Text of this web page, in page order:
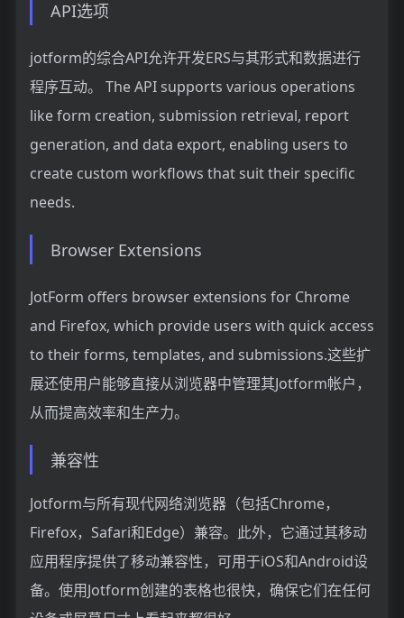
API选项
jotform的综合API允许开发ERS与其形式和数据进行
程序互动。 The API supports various operations
like form creation, submission retrieval, report
generation, and data export, enabling users to
create custom workflows that suit their specific
needs.
Browser Extensions
JotForm offers browser extensions for Chrome
and Firefox, which provide users with quick access
to their forms, templates, and submissions.这些扩
展还使用户能够直接从浏览器中管理其Jotform帐户，
从而提高效率和生产力。
兼容性
Jotform与所有现代网络浏览器（包括Chrome，
Firefox，Safari和Edge）兼容。此外，它通过其移动
应用程序提供了移动兼容性，可用于iOS和Android设
备。使用Jotform创建的表格也很快，确保它们在任何